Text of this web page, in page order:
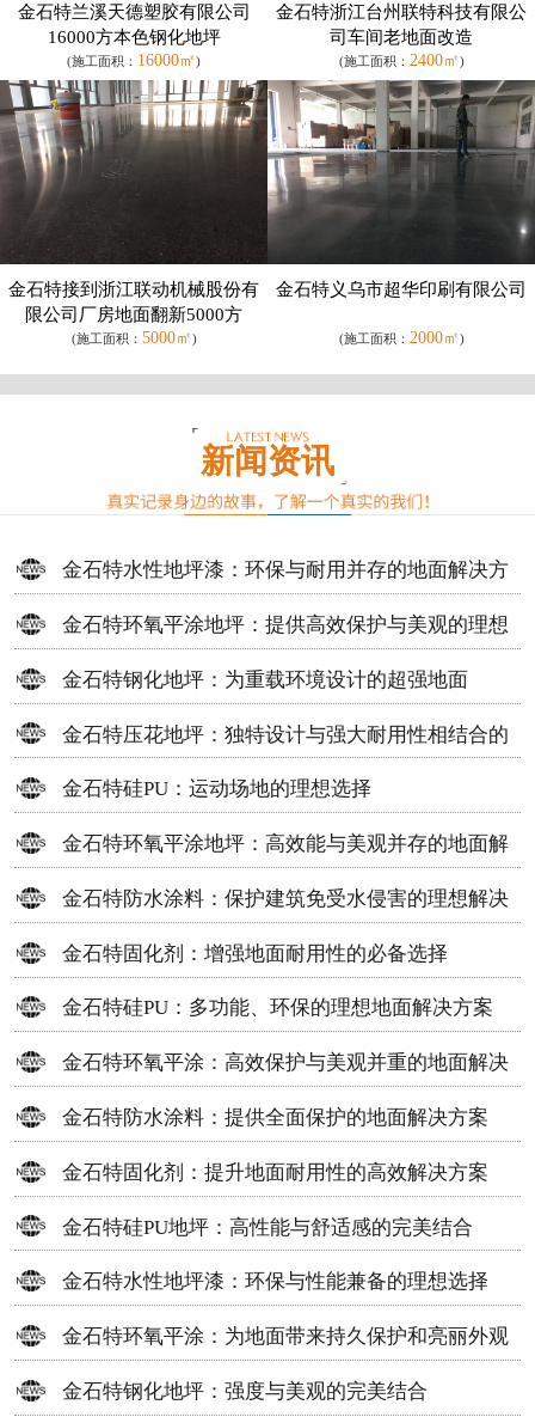
金石特兰溪天德塑胶有限公司
16000方本色钢化地坪
(施工面积： 16000㎡)
金石特浙江台州联特科技有限公
司车间老地面改造
(施工面积： 2400㎡)
金石特接到浙江联动机械股份有
限公司厂房地面翻新5000方
(施工面积： 5000㎡)
金石特义乌市超华印刷有限公司
(施工面积： 2000㎡)
新闻资讯
金石特水性地坪漆：环保与耐用并存的地面解决方
案
金石特环氧平涂地坪：提供高效保护与美观的理想
选择
金石特钢化地坪：为重载环境设计的超强地面
金石特压花地坪：独特设计与强大耐用性相结合的
地面材料
金石特硅PU：运动场地的理想选择
金石特环氧平涂地坪：高效能与美观并存的地面解
决方案
金石特防水涂料：保护建筑免受水侵害的理想解决
方案
金石特固化剂：增强地面耐用性的必备选择
金石特硅PU：多功能、环保的理想地面解决方案
金石特环氧平涂：高效保护与美观并重的地面解决
方案
金石特防水涂料：提供全面保护的地面解决方案
金石特固化剂：提升地面耐用性的高效解决方案
金石特硅PU地坪：高性能与舒适感的完美结合
金石特水性地坪漆：环保与性能兼备的理想选择
金石特环氧平涂：为地面带来持久保护和亮丽外观
金石特钢化地坪：强度与美观的完美结合